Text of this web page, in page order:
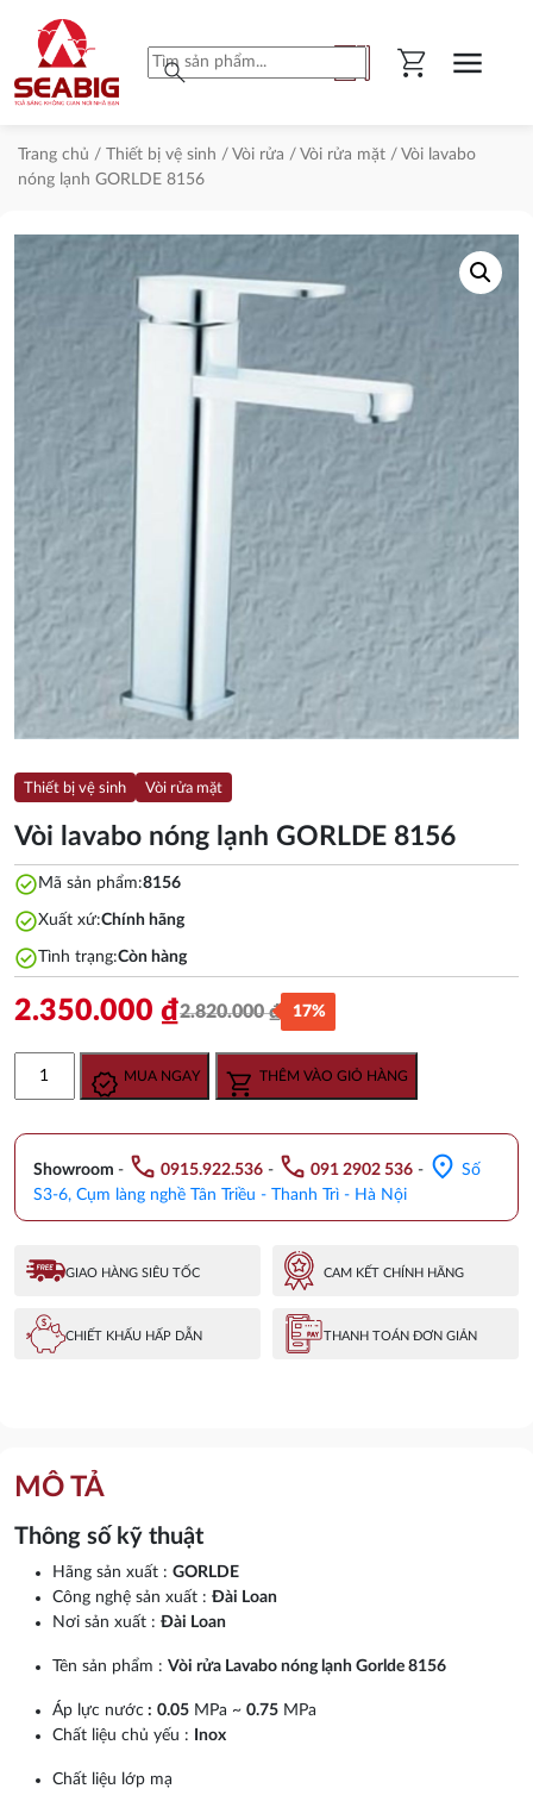
search shopping_cart menu
Trang chủ / Thiết bị vệ sinh / Vòi rửa / Vòi rửa mặt / Vòi lavabo
nóng lạnh GORLDE 8156
Thiết bị vệ sinh Vòi rửa mặt
Vòi lavabo nóng lạnh GORLDE 8156
check_circle Mã sản phẩm:8156
check_circleXuất xứ:Chính hãng
check_circleTình trạng:Còn hàng
2.820.000₫
Giá
gốc
là:
2.350.000 ₫
Giá
hiện
tại
2.350.000 ₫.
17%
lạnh
GORLDE
8156
số
MUA NGAY THÊM VÀO GIỎ HÀNG
Showroom - call 0915.922.536 - call 091 2902 536 - location_on Số
S3-6, Cụm làng nghề Tân Triều - Thanh Trì - Hà Nội
GIAO HÀNG SIÊU TỐC CAM KẾT CHÍNH HÃNG
CHIẾT KHẤU HẤP DẪN THANH TOÁN ĐƠN GIẢN
MÔ TẢ
Thông số kỹ thuật
Hãng sản xuất : GORLDE
Công nghệ sản xuất : Đài Loan
Nơi sản xuất : Đài Loan
Tên sản phẩm : Vòi rửa Lavabo nóng lạnh Gorlde 8156
Áp lực nước : 0.05 MPa ~ 0.75 MPa
Chất liệu chủ yếu :
Inox
Chất liệu lớp mạ